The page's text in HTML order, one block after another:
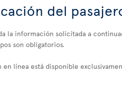
del
la información solicitada a
son obligatorios.
en línea está disponible